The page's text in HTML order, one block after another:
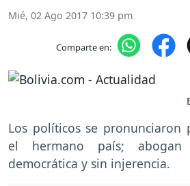
Mié, 02 Ago 2017 10:39 pm
Comparte en:
Los políticos se pronunciaron
el hermano país;
democrática y sin injerencia.